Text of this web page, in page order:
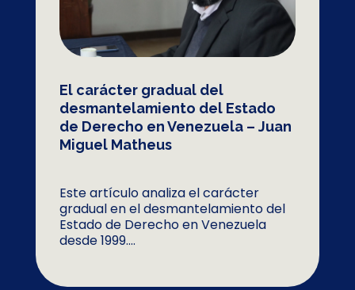
El carácter gradual del
desmantelamiento del Estado
de Derecho en Venezuela – Juan
Miguel Matheus
Este artículo analiza el carácter
gradual en el desmantelamiento del
Estado de Derecho en Venezuela
desde 1999....